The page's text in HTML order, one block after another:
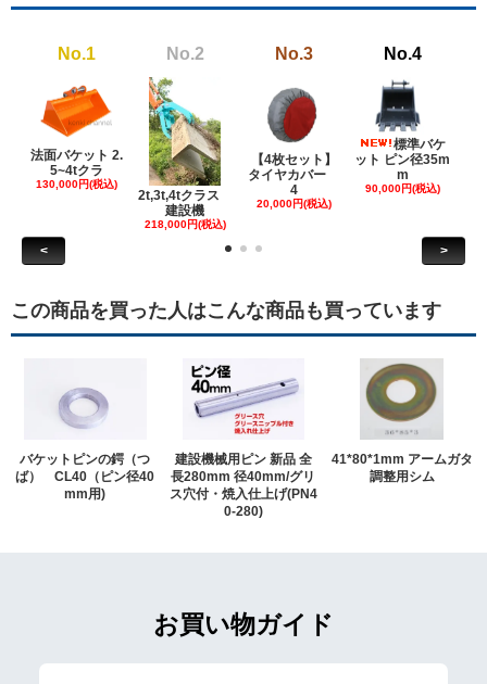
No.1
法面バケット 2.
5~4tクラ
130,000円(税込)
No.2
2t,3t,4tクラス
建設機
218,000円(税込)
No.3
【4枚セット】
タイヤカバー
4
20,000円(税込)
No.4
標準バケ
ット ピン径35m
m
90,000円(税込)
< >
この商品を買った人はこんな商品も買っています
バケットピンの鍔（つ
ば） CL40（ピン径40
mm用)
建設機械用ピン 新品 全
長280mm 径40mm/グリ
ス穴付・焼入仕上げ(PN4
0-280)
41*80*1mm アームガタ
調整用シム
お買い物ガイド